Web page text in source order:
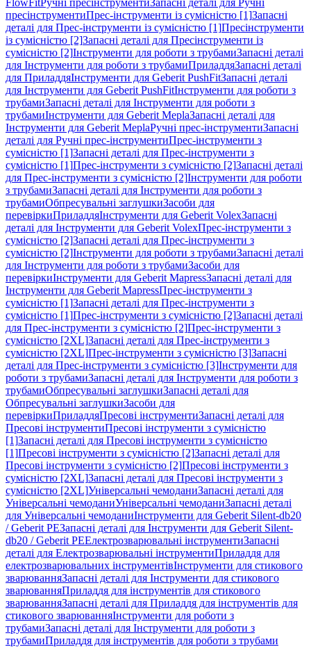
FlowFitРучні пресінструментиЗапасні деталі для Ручні
пресінструментиПрес-інструменти із сумісністю [1]Запасні
деталі для Прес-інструменти із сумісністю [1]Пресінструменти
із сумісністю [2]Запасні деталі для Пресінструменти із
сумісністю [2]Інструменти для роботи з трубамиЗапасні деталі
для Інструменти для роботи з трубамиПриладдяЗапасні деталі
для ПриладдяІнструменти для Geberit PushFitЗапасні деталі
для Інструменти для Geberit PushFitІнструменти для роботи з
трубамиЗапасні деталі для Інструменти для роботи з
трубамиІнструменти для Geberit MeplaЗапасні деталі для
Інструменти для Geberit MeplaРучні прес-інструментиЗапасні
деталі для Ручні прес-інструментиПрес-інструменти з
сумісністю [1]Запасні деталі для Прес-інструменти з
сумісністю [1]Прес-інструменти з сумісністю [2]Запасні деталі
для Прес-інструменти з сумісністю [2]Інструменти для роботи
з трубамиЗапасні деталі для Інструменти для роботи з
трубамиОбпресувальні заглушкиЗасоби для
перевіркиПриладдяІнструменти для Geberit VolexЗапасні
деталі для Інструменти для Geberit VolexПрес-інструменти з
сумісністю [2]Запасні деталі для Прес-інструменти з
сумісністю [2]Інструменти для роботи з трубамиЗапасні деталі
для Інструменти для роботи з трубамиЗасоби для
перевіркиІнструменти для Geberit MapressЗапасні деталі для
Інструменти для Geberit MapressПрес-інструменти з
сумісністю [1]Запасні деталі для Прес-інструменти з
сумісністю [1]Прес-інструменти з сумісністю [2]Запасні деталі
для Прес-інструменти з сумісністю [2]Прес-інструменти з
сумісністю [2XL]Запасні деталі для Прес-інструменти з
сумісністю [2XL]Прес-інструменти з сумісністю [3]Запасні
деталі для Прес-інструменти з сумісністю [3]Інструменти для
роботи з трубамиЗапасні деталі для Інструменти для роботи з
трубамиОбпресувальні заглушкиЗапасні деталі для
Обпресувальні заглушкиЗасоби для
перевіркиПриладдяПресові інструментиЗапасні деталі для
Пресові інструментиПресові інструменти з сумісністю
[1]Запасні деталі для Пресові інструменти з сумісністю
[1]Пресові інструменти з сумісністю [2]Запасні деталі для
Пресові інструменти з сумісністю [2]Пресові інструменти з
сумісністю [2XL]Запасні деталі для Пресові інструменти з
сумісністю [2XL]Універсальні чемоданиЗапасні деталі для
Універсальні чемоданиУніверсальні чемоданиЗапасні деталі
для Універсальні чемоданиІнструменти для Geberit Silent-db20
/ Geberit PEЗапасні деталі для Інструменти для Geberit Silent-
db20 / Geberit PEЕлектрозварювальні інструментиЗапасні
деталі для Електрозварювальні інструментиПриладдя для
електрозварювальних інструментівІнструменти для стикового
зварюванняЗапасні деталі для Інструменти для стикового
зварюванняПриладдя для інструментів для стикового
зварюванняЗапасні деталі для Приладдя для інструментів для
стикового зварюванняІнструменти для роботи з
трубамиЗапасні деталі для Інструменти для роботи з
трубамиПриладдя для інструментів для роботи з трубами